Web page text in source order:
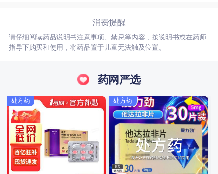
消费提醒
请仔细阅读药品说明书注意事项、禁忌等内容，按说明书或在药师
指导下购买和使用，将药品置于儿童无法触及位置。
药网严选
处方药 处方药